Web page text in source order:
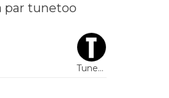
par tunetoo
Tunetoo